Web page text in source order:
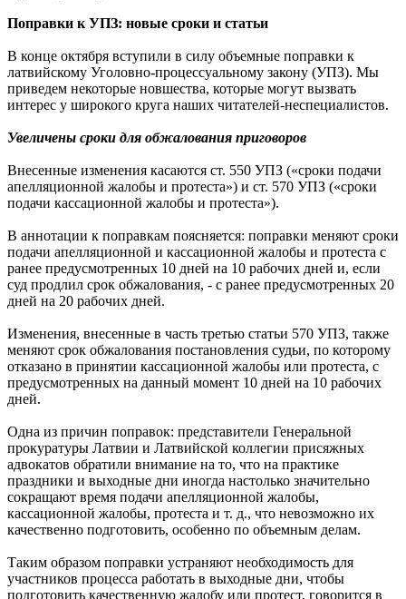
Поправки к УПЗ: новые сроки и статьи
В конце октября вступили в силу объемные поправки к
латвийскому Уголовно-процессуальному закону (УПЗ). Мы
приведем некоторые новшества, которые могут вызвать
интерес у широкого круга наших читателей-неспециалистов.
Увеличены сроки для обжалования приговоров
Внесенные изменения касаются ст. 550 УПЗ («сроки подачи
апелляционной жалобы и протеста») и ст. 570 УПЗ («сроки
подачи кассационной жалобы и протеста»).
В аннотации к поправкам поясняется: поправки меняют сроки
подачи апелляционной и кассационной жалобы и протеста с
ранее предусмотренных 10 дней на 10 рабочих дней и, если
суд продлил срок обжалования, - с ранее предусмотренных 20
дней на 20 рабочих дней.
Изменения, внесенные в часть третью статьи 570 УПЗ, также
меняют срок обжалования постановления судьи, по которому
отказано в принятии кассационной жалобы или протеста, с
предусмотренных на данный момент 10 дней на 10 рабочих
дней.
Одна из причин поправок: представители Генеральной
прокуратуры Латвии и Латвийской коллегии присяжных
адвокатов обратили внимание на то, что на практике
праздники и выходные дни иногда настолько значительно
сокращают время подачи апелляционной жалобы,
кассационной жалобы, протеста и т. д., что невозможно их
качественно подготовить, особенно по объемным делам.
Таким образом поправки устраняют необходимость для
участников процесса работать в выходные дни, чтобы
подготовить качественную жалобу или протест, говорится в